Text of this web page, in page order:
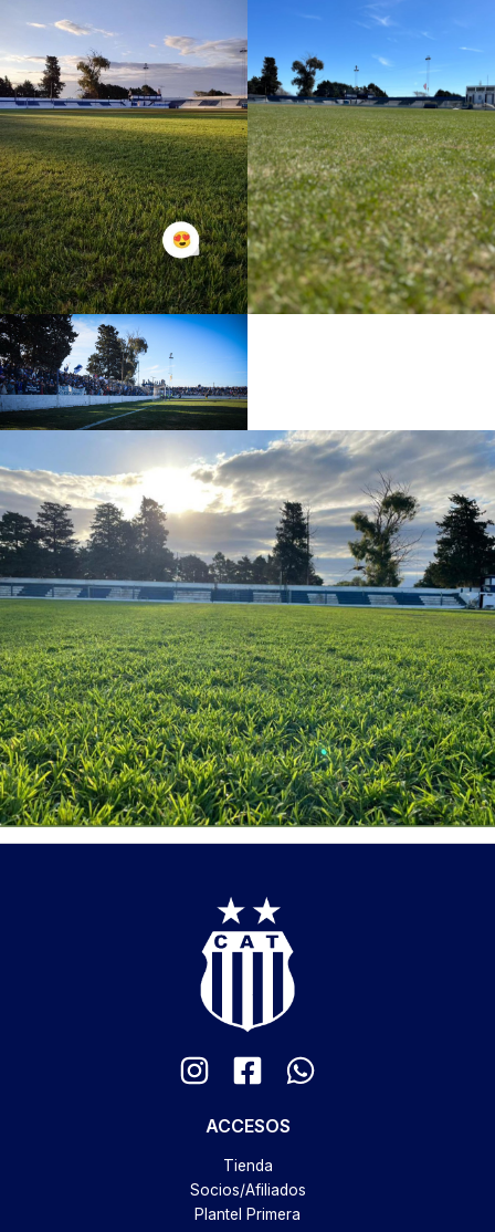
ACCESOS
Tienda
Socios/Afiliados
Plantel Primera